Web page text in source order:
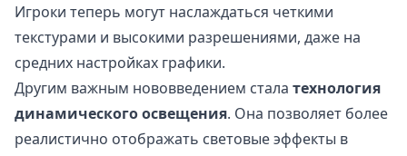
Игроки теперь могут наслаждаться четкими
текстурами и высокими разрешениями, даже на
средних настройках графики.
Другим важным нововведением стала технология
динамического освещения. Она позволяет более
реалистично отображать световые эффекты в